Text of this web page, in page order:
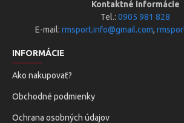
Kontaktné informácie
Tel.:0905 981 828
E-mail:rmsport.info@gmail.com,
INFORMÁCIE
Ako nakupovať?
Obchodné podmienky
Ochrana osobných údajov